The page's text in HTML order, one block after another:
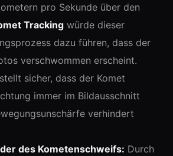
pro Sekunde über den
Tracking würde dieser
dazu führen, dass der
verschwommen erscheint.
sicher, dass der Komet
immer im Bildausschnitt
verhindert
des Kometenschweifs: Durch